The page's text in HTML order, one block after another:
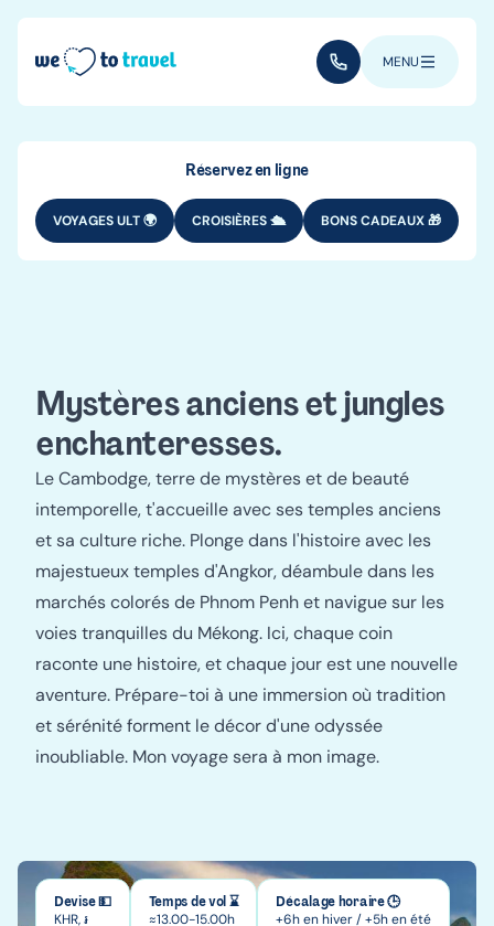
Aller au contenu principal
(+352) 28 32 6 - 334
MENU
Réservez en ligne
VOYAGES ULT 🌍 CROISIÈRES 🛳️ BONS CADEAUX 🎁
Cambodge
Mystères anciens et jungles
enchanteresses.
Le Cambodge, terre de mystères et de beauté
intemporelle, t'accueille avec ses temples anciens
et sa culture riche. Plonge dans l'histoire avec les
majestueux temples d'Angkor, déambule dans les
marchés colorés de Phnom Penh et navigue sur les
voies tranquilles du Mékong. Ici, chaque coin
raconte une histoire, et chaque jour est une nouvelle
aventure. Prépare-toi à une immersion où tradition
et sérénité forment le décor d'une odyssée
inoubliable. Mon voyage sera à mon image.
Devise 💵
KHR, ៛
Temps de vol ⌛
≈13.00-15.00h
Décalage horaire 🕒
+6h en hiver / +5h en été